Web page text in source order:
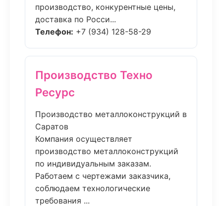
производство, конкурентные цены,
доставка по Росси...
Телефон: +7 (934) 128-58-29
Производство Техно
Ресурс
Производство металлоконструкций в
Саратов
Компания осуществляет
производство металлоконструкций
по индивидуальным заказам.
Работаем с чертежами заказчика,
соблюдаем технологические
требования ...